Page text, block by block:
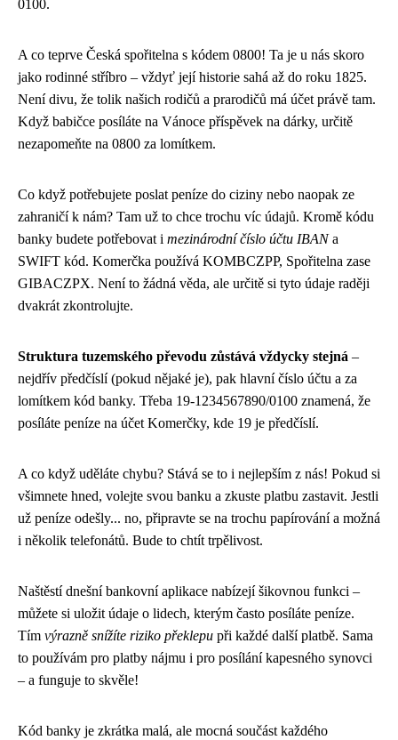
0100.
A co teprve Česká spořitelna s kódem 0800! Ta je u nás skoro
jako rodinné stříbro – vždyť její historie sahá až do roku 1825.
Není divu, že tolik našich rodičů a prarodičů má účet právě tam.
Když babičce posíláte na Vánoce příspěvek na dárky, určitě
nezapomeňte na 0800 za lomítkem.
Co když potřebujete poslat peníze do ciziny nebo naopak ze
zahraničí k nám? Tam už to chce trochu víc údajů. Kromě kódu
banky budete potřebovat i mezinárodní číslo účtu IBANa
SWIFT kód. Komerčka používá KOMBCZPP, Spořitelna zase
GIBACZPX. Není to žádná věda, ale určitě si tyto údaje raději
dvakrát zkontrolujte.
Struktura tuzemského převodu zůstává vždycky stejná –
nejdřív předčíslí (pokud nějaké je), pak hlavní číslo účtu a za
lomítkem kód banky. Třeba 19-1234567890/0100 znamená, že
posíláte peníze na účet Komerčky, kde 19 je předčíslí.
A co když uděláte chybu? Stává se to i nejlepším z nás! Pokud si
všimnete hned, volejte svou banku a zkuste platbu zastavit. Jestli
už peníze odešly... no, připravte se na trochu papírování a možná
i několik telefonátů. Bude to chtít trpělivost.
Naštěstí dnešní bankovní aplikace nabízejí šikovnou funkci –
můžete si uložit údaje o lidech, kterým často posíláte peníze.
Tím výrazně snížíte riziko překlepu při každé další platbě. Sama
to používám pro platby nájmu i pro posílání kapesného synovci
– a funguje to skvěle!
Kód banky je zkrátka malá, ale mocná součást každého